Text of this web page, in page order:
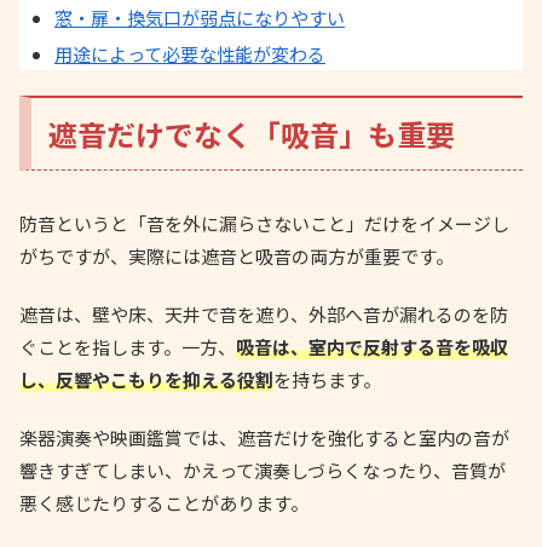
窓・扉・換気口が弱点になりやすい
用途によって必要な性能が変わる
遮音だけでなく「吸音」も重要
防音というと「音を外に漏らさないこと」だけをイメージし
がちですが、実際には遮音と吸音の両方が重要です。
遮音は、壁や床、天井で音を遮り、外部へ音が漏れるのを防
ぐことを指します。一方、 吸音は、室内で反射する音を吸収
し、反響やこもりを抑える役割を持ちます。
楽器演奏や映画鑑賞では、遮音だけを強化すると室内の音が
響きすぎてしまい、かえって演奏しづらくなったり、音質が
悪く感じたりすることがあります。